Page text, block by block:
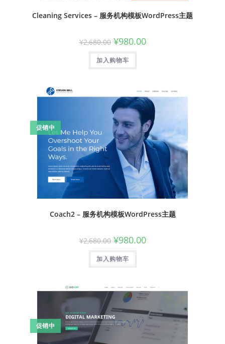
Cleaning Services – 服务机构模板WordPress主题
¥2,680.00 ¥980.00
加入购物车
促销中
Coach2 – 服务机构模板WordPress主题
¥2,680.00 ¥980.00
加入购物车
促销中